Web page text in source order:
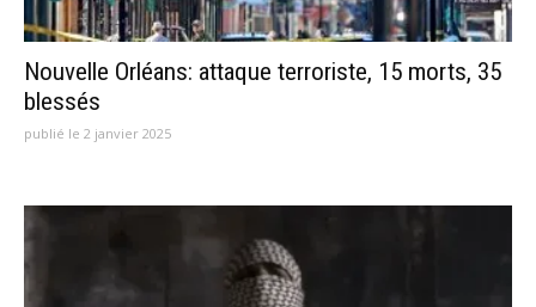
Nouvelle Orléans: attaque terroriste, 15 morts, 35
blessés
publié le 2 janvier 2025